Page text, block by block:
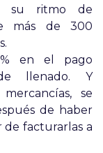
su ritmo de
más de 300
en el pago
llenado. Y
mercancías, se
de haber
de facturarlas a